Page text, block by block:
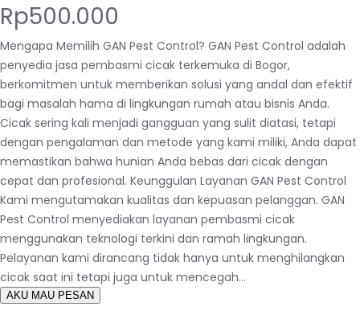
Rp500.000
Mengapa Memilih GAN Pest Control? GAN Pest Control adalah
penyedia jasa pembasmi cicak terkemuka di Bogor,
berkomitmen untuk memberikan solusi yang andal dan efektif
bagi masalah hama di lingkungan rumah atau bisnis Anda.
Cicak sering kali menjadi gangguan yang sulit diatasi, tetapi
dengan pengalaman dan metode yang kami miliki, Anda dapat
memastikan bahwa hunian Anda bebas dari cicak dengan
cepat dan profesional. Keunggulan Layanan GAN Pest Control
Kami mengutamakan kualitas dan kepuasan pelanggan. GAN
Pest Control menyediakan layanan pembasmi cicak
menggunakan teknologi terkini dan ramah lingkungan.
Pelayanan kami dirancang tidak hanya untuk menghilangkan
cicak saat ini tetapi juga untuk mencegah…
AKU MAU PESAN